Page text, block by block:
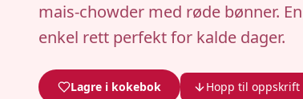
mais-chowder med røde bønner.
enkel rett perfekt for kalde dager.
Lagre i kokebok Hopp til oppskrift